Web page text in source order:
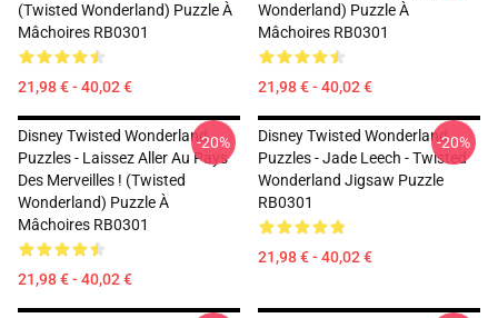
(Twisted Wonderland) Puzzle À
Mâchoires RB0301
21,98 € - 40,02 €
Wonderland) Puzzle À
Mâchoires RB0301
21,98 € - 40,02 €
Disney Twisted Wonderland
Puzzles - Laissez Aller Au Pays
Des Merveilles ! (Twisted
Wonderland) Puzzle À
Mâchoires RB0301
21,98 € - 40,02 €
-20%
Disney Twisted Wonderland
Puzzles - Jade Leech - Twisted
Wonderland Jigsaw Puzzle
RB0301
21,98 € - 40,02 €
-20%